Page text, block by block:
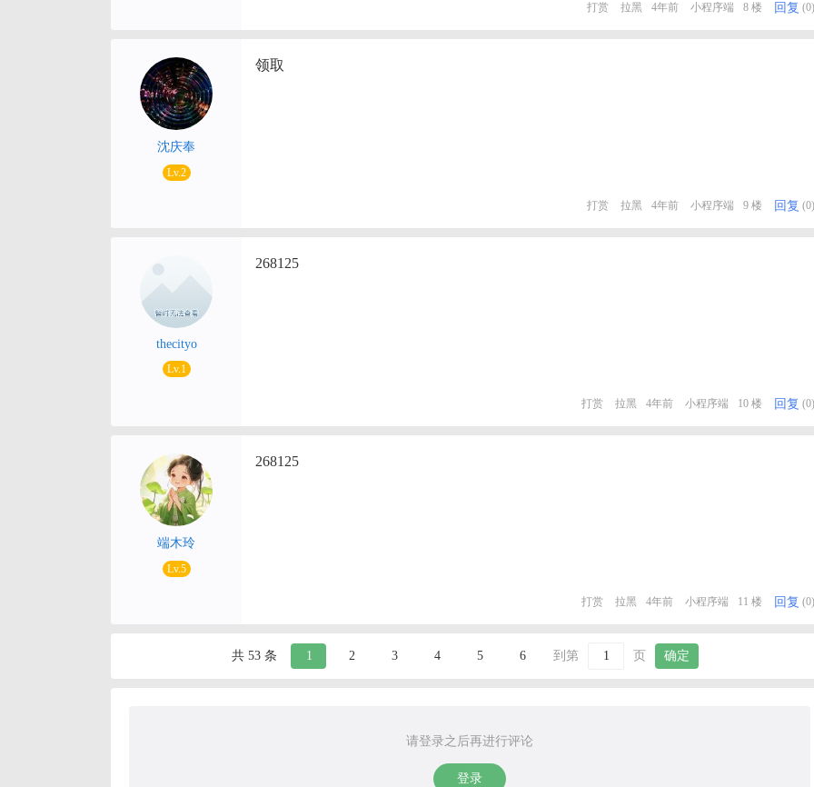
打赏 拉黑 4年前 小程序端 8 楼 回复 (0)
沈庆奉
Lv.2
领取
打赏 拉黑 4年前 小程序端 9 楼 回复 (0)
thecityo
Lv.1
268125
打赏 拉黑 4年前 小程序端 10 楼 回复 (0)
端木玲
Lv.5
268125
打赏 拉黑 4年前 小程序端 11 楼 回复 (0)
共 53 条 1 2 3 4 5 6 到第 页 确定
请登录之后再进行评论
登录